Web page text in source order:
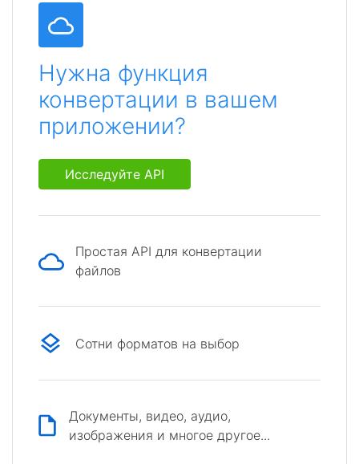
Нужна функция
конвертации в вашем
приложении?
Исследуйте API
Простая API для конвертации
файлов
Сотни форматов на выбор
Документы, видео, аудио,
изображения и многое другое...